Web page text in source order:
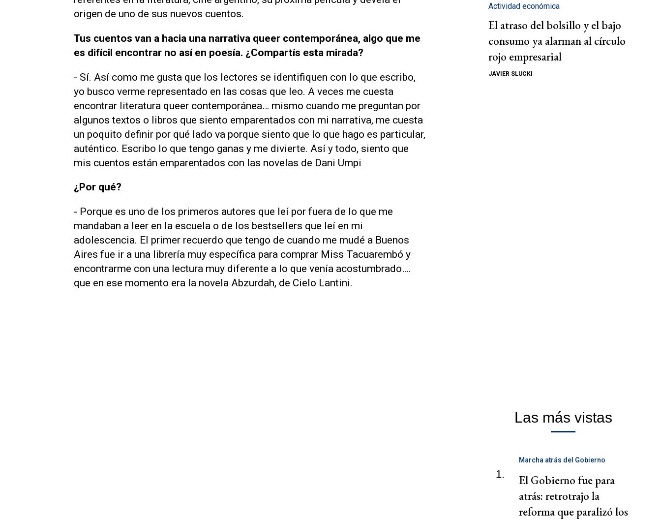
origen de uno de sus nuevos cuentos.
Tus cuentos van a hacia una narrativa queer contemporánea, algo que me
es difícil encontrar no así en poesía. ¿Compartís esta mirada?
- Sí. Así como me gusta que los lectores se identifiquen con lo que escribo,
yo busco verme representado en las cosas que leo. A veces me cuesta
encontrar literatura queer contemporánea… mismo cuando me preguntan por
algunos textos o libros que siento emparentados con mi narrativa, me cuesta
un poquito definir por qué lado va porque siento que lo que hago es particular,
auténtico. Escribo lo que tengo ganas y me divierte. Así y todo, siento que
mis cuentos están emparentados con las novelas de Dani Umpi
¿Por qué?
- Porque es uno de los primeros autores que leí por fuera de lo que me
mandaban a leer en la escuela o de los bestsellers que leí en mi
adolescencia. El primer recuerdo que tengo de cuando me mudé a Buenos
Aires fue ir a una librería muy específica para comprar Miss Tacuarembó y
encontrarme con una lectura muy diferente a lo que venía acostumbrado….
que en ese momento era la novela Abzurdah, de Cielo Lantini.
Actividad económica
El atraso del bolsillo y el bajo
consumo ya alarman al círculo
rojo empresarial
JAVIER SLUCKI
Las más vistas
1.
Marcha atrás del Gobierno
El Gobierno fue para
atrás: retrotrajo la
reforma que paralizó los